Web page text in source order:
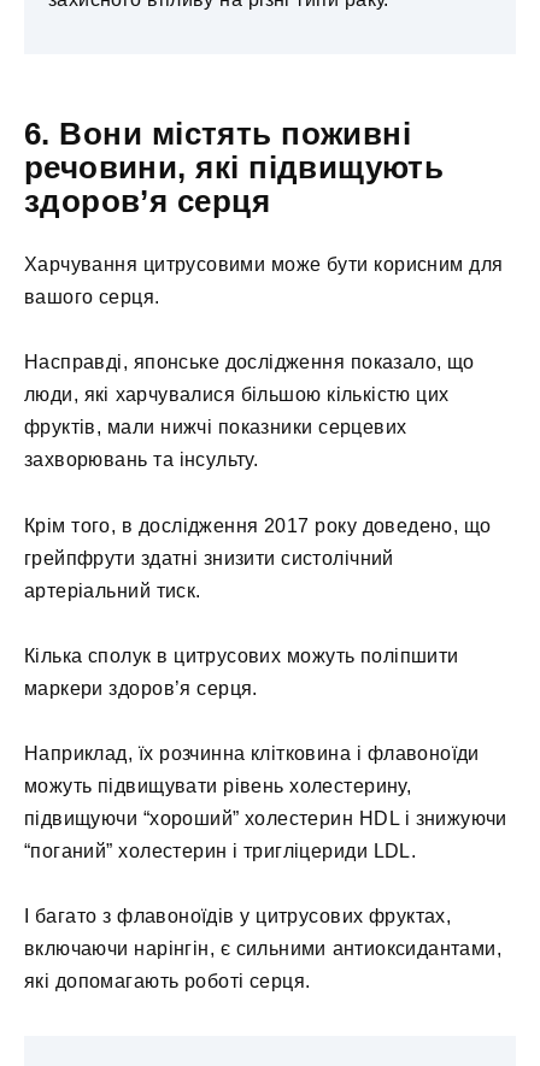
6. Вони містять поживні
речовини, які підвищують
здоров’я серця
Харчування цитрусовими може бути корисним для
вашого серця.
Насправді, японське дослідження показало, що
люди, які харчувалися більшою кількістю цих
фруктів, мали нижчі показники серцевих
захворювань та інсульту.
Крім того, в дослідження 2017 року доведено, що
грейпфрути здатні знизити систолічний
артеріальний тиск.
Кілька сполук в цитрусових можуть поліпшити
маркери здоров’я серця.
Наприклад, їх розчинна клітковина і флавоноїди
можуть підвищувати рівень холестерину,
підвищуючи “хороший” холестерин HDL і знижуючи
“поганий” холестерин і тригліцериди LDL.
І багато з флавоноїдів у цитрусових фруктах,
включаючи нарінгін, є сильними антиоксидантами,
які допомагають роботі серця.